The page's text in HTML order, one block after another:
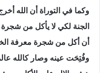
وكما في التوراة أن الله
الجنة لكي لا يأكل من شجرة
أن أكل من شجرة معرفة
وفُتِحَت عينه وصار كالله